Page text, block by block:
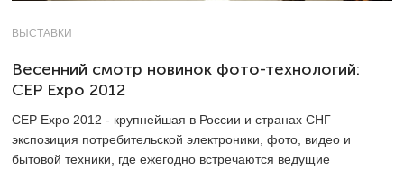
ВЫСТАВКИ
Весенний смотр новинок фото-технологий:
CEP Expo 2012
CEP Expo 2012 - крупнейшая в России и странах СНГ
экспозиция потребительской электроники, фото, видео и
бытовой техники, где ежегодно встречаются ведущие